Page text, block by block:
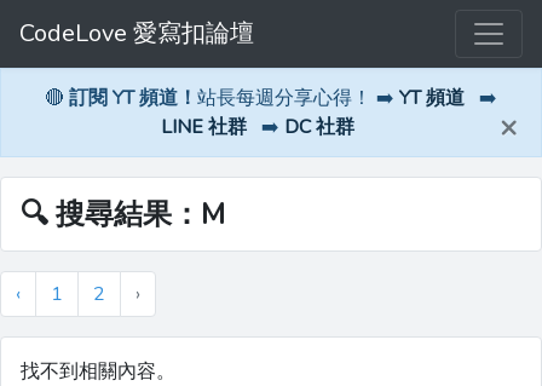
CodeLove 愛寫扣論壇
🔴 訂閱 YT 頻道！ 站長每週分享心得！ ➡️ YT 頻道 ➡️
LINE 社群 ➡️ DC 社群 ×
🔍 搜尋結果：M
‹ 1 2 ›
找不到相關內容。